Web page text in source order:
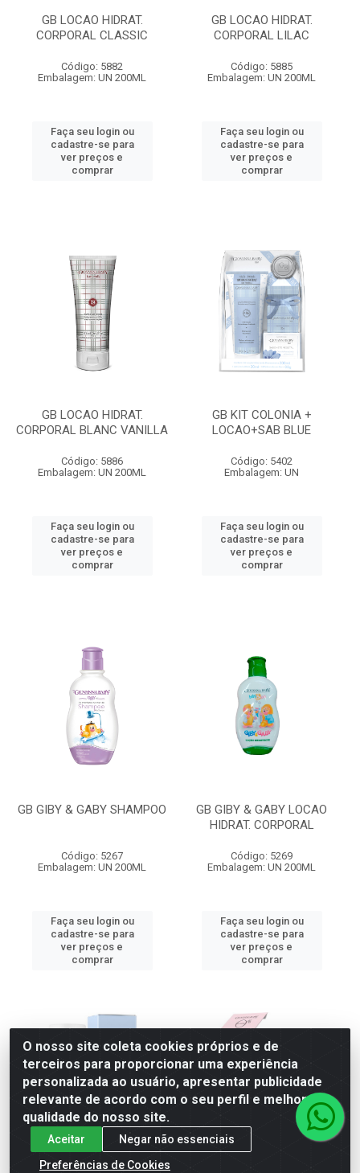
GB LOCAO HIDRAT.
CORPORAL CLASSIC
Código: 5882
Embalagem: UN 200ML
Faça seu login ou
cadastre-se para
ver preços e
comprar
GB LOCAO HIDRAT.
CORPORAL LILAC
Código: 5885
Embalagem: UN 200ML
Faça seu login ou
cadastre-se para
ver preços e
comprar
GB LOCAO HIDRAT.
CORPORAL BLANC VANILLA
Código: 5886
Embalagem: UN 200ML
Faça seu login ou
cadastre-se para
ver preços e
comprar
GB KIT COLONIA +
LOCAO+SAB BLUE
Código: 5402
Embalagem: UN
Faça seu login ou
cadastre-se para
ver preços e
comprar
GB GIBY & GABY SHAMPOO
Código: 5267
Embalagem: UN 200ML
Faça seu login ou
cadastre-se para
ver preços e
comprar
GB GIBY & GABY LOCAO
HIDRAT. CORPORAL
Código: 5269
Embalagem: UN 200ML
Faça seu login ou
cadastre-se para
ver preços e
comprar
O nosso site coleta cookies próprios e de
terceiros para proporcionar uma experiência
personalizada ao usuário, apresentar publicidade
relevante de acordo com o seu perfil e melhorar a
qualidade do nosso site.
Aceitar
Negar não essenciais
Preferências de Cookies